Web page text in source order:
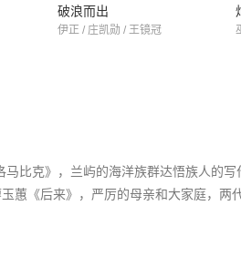
破浪而出
伊正 / 庄凯勋 / 王镜冠
比克》，兰屿的海洋族群达悟族人的写
蕙《后来》，严厉的母亲和大家庭，两